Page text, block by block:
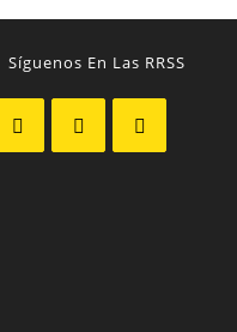
Síguenos En Las RRSS